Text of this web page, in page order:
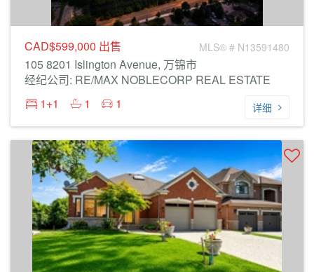
CAD$599,000 出售 MLS® # N13591480
105 8201 Islington Avenue, 万锦市
经纪公司: RE/MAX NOBLECORP REAL ESTATE
1+1
1 1 详细